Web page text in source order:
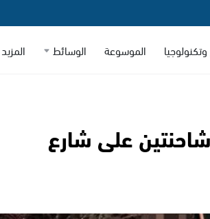
الموسوعة الوسائط المزيد
شاحنتين على شارع